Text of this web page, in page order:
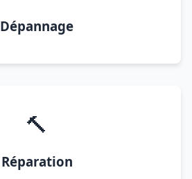
Dépannage
🔨
Réparation